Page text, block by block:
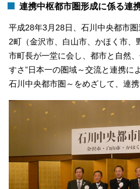
連携中枢都市圏形成に係る連
平成28年3月28日、石川中央都市
2町（金沢市、白山市、かほく市
市町長が一堂に会し、都市と自然
すさ”日本一の圏域～交流と連携に
石川中央都市圏～をめざして、連携